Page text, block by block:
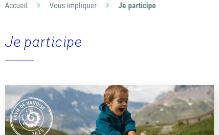
Accueil Vous impliquer Je participe
Je participe